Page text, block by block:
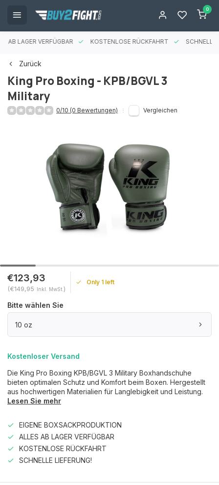
0
AB LAGER VERFÜGBAR KOSTENLOSE RÜCKFAHRT SCHNELLE
Zurück
King Pro Boxing - KPB/BGVL 3
Military
0/10 (0 Bewertungen) Vergleichen
€123,93
(€149,95 Inkl. MwSt. )
Only 1 left
Bitte wählen Sie
10 oz
Kostenloser Versand
Die King Pro Boxing KPB/BGVL 3 Military Boxhandschuhe
bieten optimalen Schutz und Komfort beim Boxen. Hergestellt
aus hochwertigen Materialien für Langlebigkeit und Leistung.
Lesen Sie mehr
EIGENE BOXSACKPRODUKTION
ALLES AB LAGER VERFÜGBAR
KOSTENLOSE RÜCKFAHRT
SCHNELLE LIEFERUNG!